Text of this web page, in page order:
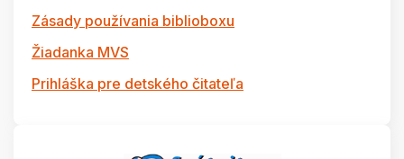
Zásady používania biblioboxu
Žiadanka MVS
Prihláška pre detského čitateľa